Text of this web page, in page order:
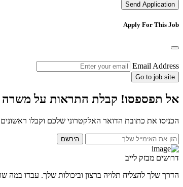
Send Application
Apply For This Job
Email Address
Go to job site
אל תפספסו! קבלת התראות על
הכניסו את כתובת הדואר האלקטרוני שלכם וקבלו
הירשם
דרושים מבזק לייב
הדרך שלך להצליח תלויה ברצון וביכולות שלך. עבדו במה